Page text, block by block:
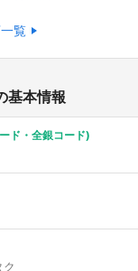
覧
基本情報
ド・全銀コード)